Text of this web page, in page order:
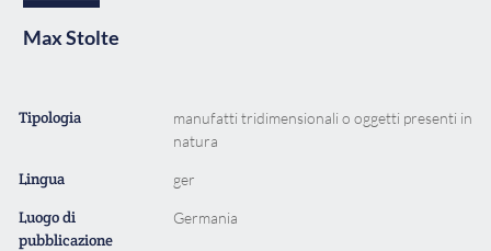
Max Stolte
Tipologia
manufatti tridimensionali o oggetti presenti in
natura
Lingua ger
Luogo di
pubblicazione
Germania